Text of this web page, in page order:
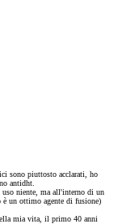
sono piuttosto acclarati, ho
antidht.
niente, ma all'interno di un
un ottimo agente di fusione)
mia vita, il primo 40 anni